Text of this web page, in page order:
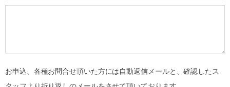
お申込、各種お問合せ頂いた方には自動返信メールと、確認したス